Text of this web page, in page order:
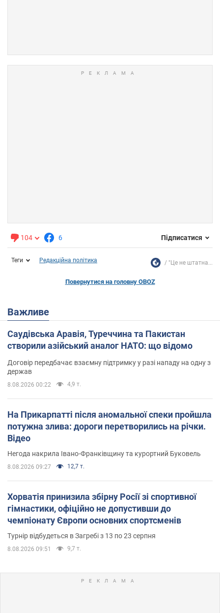
104 6 Підписатися
Теги Редакційна політика "Це не штатна...
Повернутися на головну OBOZ
Важливе
Саудівська Аравія, Туреччина та Пакистан
створили азійський аналог НАТО: що відомо
Договір передбачає взаємну підтримку у разі нападу на одну з
держав
8.08.2026 00:22 4,9 т.
На Прикарпатті після аномальної спеки пройшла
потужна злива: дороги перетворились на річки.
Відео
Негода накрила Івано-Франківщину та курортний Буковель
8.08.2026 09:27 12,7 т.
Хорватія принизила збірну Росії зі спортивної
гімнастики, офіційно не допустивши до
чемпіонату Європи основних спортсменів
Турнір відбудеться в Загребі з 13 по 23 серпня
8.08.2026 09:51 9,7 т.